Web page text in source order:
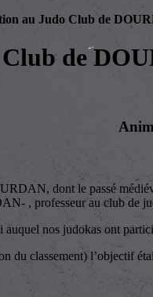
au Judo Club de
de
dont le passé
, professeur au club de
nos judokas ont
du classement) l’objectif